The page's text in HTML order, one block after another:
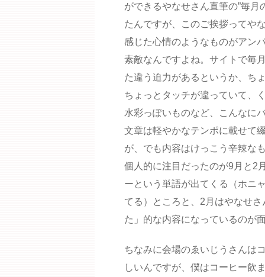
ができるやなせさん直筆の”毎
たんですが、このご挨拶ってや
感じた心情のようなものがアン
素敵なんですよね。サイトで毎
た違う迫力があるというか、ち
ちょっとタッチが違っていて、
水彩っぽいものなど、こんなに
文章は軽やかなテンポに載せて
が、でも内容はけっこう辛辣な
個人的に注目だったのが9月と2
ーという単語が出てくる（ホニ
てる）ところと、2月はやなせ
た」的な内容になっているのが
ちなみに会場のゑいじうさんは
しいんですが、僕はコーヒー飲